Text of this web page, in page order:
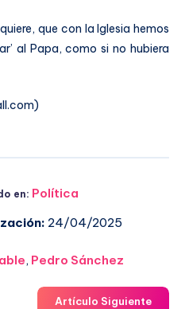
que con la Iglesia hemos
al Papa, como si no hubiera
en: Política
24/04/2025
, Pedro Sánchez
Artículo Siguiente